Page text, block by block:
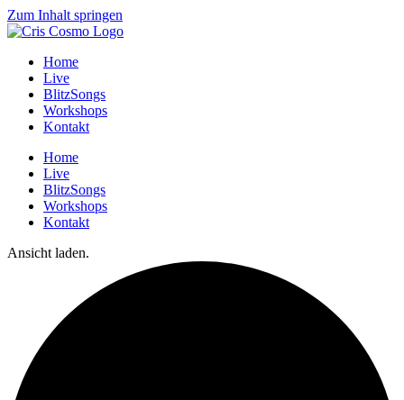
Zum Inhalt springen
Home
Live
BlitzSongs
Workshops
Kontakt
Home
Live
BlitzSongs
Workshops
Kontakt
Ansicht laden.